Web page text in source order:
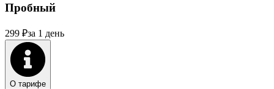
Пробный
299 ₽за 1 день
О тарифе